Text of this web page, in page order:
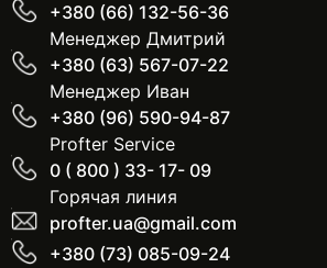
+380 (66) 132-56-36
Менеджер Дмитрий
+380 (63) 567-07-22
Менеджер Иван
+380 (96) 590-94-87
Profter Service
0 ( 800 ) 33- 17- 09
Горячая линия
profter.ua@gmail.com
+380 (73) 085-09-24